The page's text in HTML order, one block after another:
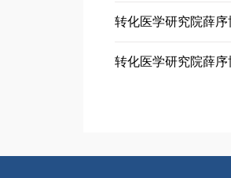
转化医学研究院薛序
转化医学研究院薛序